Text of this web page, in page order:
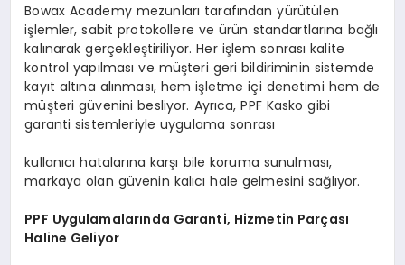
Bowax Academy mezunları tarafından yürütülen
işlemler, sabit protokollere ve ürün standartlarına bağlı
kalınarak gerçekleştiriliyor. Her işlem sonrası kalite
kontrol yapılması ve müşteri geri bildiriminin sistemde
kayıt altına alınması, hem işletme içi denetimi hem de
müşteri güvenini besliyor. Ayrıca, PPF Kasko gibi
garanti sistemleriyle uygulama sonrası
kullanıcı hatalarına karşı bile koruma sunulması,
markaya olan güvenin kalıcı hale gelmesini sağlıyor.
PPF Uygulamalarında Garanti, Hizmetin Parçası
Haline Geliyor